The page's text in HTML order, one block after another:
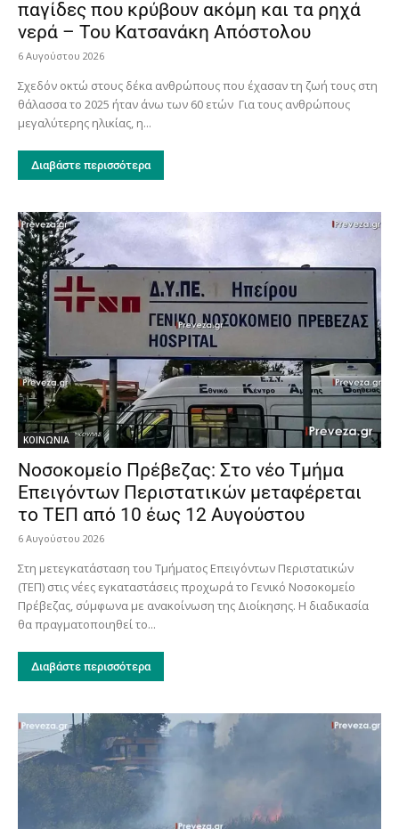
παγίδες που κρύβουν ακόμη και τα ρηχά
νερά – Του Κατσανάκη Απόστολου
6 Αυγούστου 2026
Σχεδόν οκτώ στους δέκα ανθρώπους που έχασαν τη ζωή τους στη
θάλασσα το 2025 ήταν άνω των 60 ετών Για τους ανθρώπους
μεγαλύτερης ηλικίας, η...
Διαβάστε περισσότερα
ΚΟΙΝΩΝΙΑ
Νοσοκομείο Πρέβεζας: Στο νέο Τμήμα
Επειγόντων Περιστατικών μεταφέρεται
το ΤΕΠ από 10 έως 12 Αυγούστου
6 Αυγούστου 2026
Στη μετεγκατάσταση του Τμήματος Επειγόντων Περιστατικών
(ΤΕΠ) στις νέες εγκαταστάσεις προχωρά το Γενικό Νοσοκομείο
Πρέβεζας, σύμφωνα με ανακοίνωση της Διοίκησης. Η διαδικασία
θα πραγματοποιηθεί το...
Διαβάστε περισσότερα